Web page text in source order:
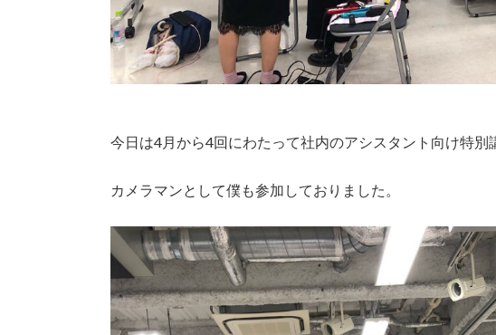
今日は4月から4回にわたって社内のアシスタント向け特別
カメラマンとして僕も参加しておりました。